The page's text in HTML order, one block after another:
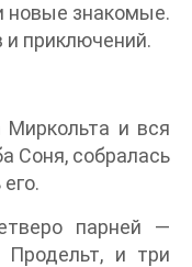
новые знакомые.
приключений.
Миркольта и вся
Соня, собралась
парней —
и три